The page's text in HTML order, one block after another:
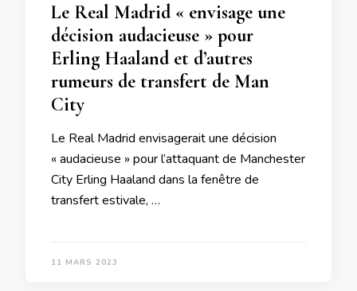
Le Real Madrid « envisage une
décision audacieuse » pour
Erling Haaland et d’autres
rumeurs de transfert de Man
City
Le Real Madrid envisagerait une décision
« audacieuse » pour l’attaquant de Manchester
City Erling Haaland dans la fenêtre de
transfert estivale, …
11 MARS 2023